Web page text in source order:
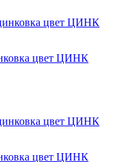
цвет ЦИНК
цвет ЦИНК